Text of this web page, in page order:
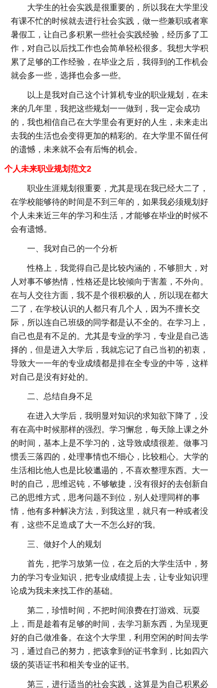
大学生的社会实践是很重要的，所以我在大学里没
有课不忙的时候就去进行社会实践，做一些兼职或者寒
暑假工，让自己多积累一些社会实践经验，经历多了工
作，对自己以后找工作也会简单轻松很多。我想大学积
累了足够的工作经验，在毕业之后，我得到的工作机会
就会多一些，选择也会多一些。
以上是我对自己这个计算机专业的职业规划，在未
来的几年里，我把这些规划一一做到，我一定会成功
的，我也相信自己在大学里会有更好的人生，未来走出
去我的生活也会变得更加的精彩的。在大学里不留任何
的遗憾，未来就不会有后悔的机会。
个人未来职业规划范文2
职业生涯规划很重要，尤其是现在我已经大二了，
在学校能够待的时间是不到三年的，如果我必须规划好
个人未来近三年的学习和生活，才能够在毕业的时候不
会有遗憾。
一、我对自己的一个分析
性格上，我觉得自己是比较内涵的，不够胆大，对
人对事不够热情，性格还是比较倾向于害羞，不外向。
在与人交往方面，我不是个很积极的人，所以现在都大
二了，在学校认识的人都只有几个人，因为不擅长交
际，所以连自己班级的同学都是认不全的。在学习上，
自己也是有不足的。尤其是专业的学习，专业是自己选
择的，但是进入大学后，我就忘记了自己当初的初衷，
导致大一一年的专业成绩都是排在全专业的中等，这样
对自己是没有好处的。
二、总结自身不足
在进入大学后，我明显对知识的求知欲下降了，没
有在高中时候那样的强烈。学习懈怠，每天除上课之外
的时间，基本上是不学习的，这导致成绩很差。做事习
惯丢三落四的，处理事情也不细心，比较粗心。大学的
生活相比他人也是比较邋遢的，不喜欢整理东西。大一
时的自己，思维迟钝，不够敏捷，没有很好的去创新自
己的思维方式，思考问题不到位，别人处理同样的事
情，他有多种解决方法，到我这里，就只有一种或者没
有，这些不足造成了大一不怎么好的'我。
三、做好个人的规划
首先，把学习放第一位，在之后的大学生活中，努
力的学习专业知识，把专业成绩提上去，让专业知识理
论成为我未来找工作的基础。
第二，珍惜时间，不把时间浪费在打游戏、玩耍
上，而是趁着有足够的时间，去学习新东西，为呈现更
好的自己做准备。在这个大学里，利用空闲的时间去学
习，通过自己的努力，把该拿到的证书拿到，比如四六
级的英语证书和相关专业的证书。
第三，进行适当的社会实践，这算是为自己积累必